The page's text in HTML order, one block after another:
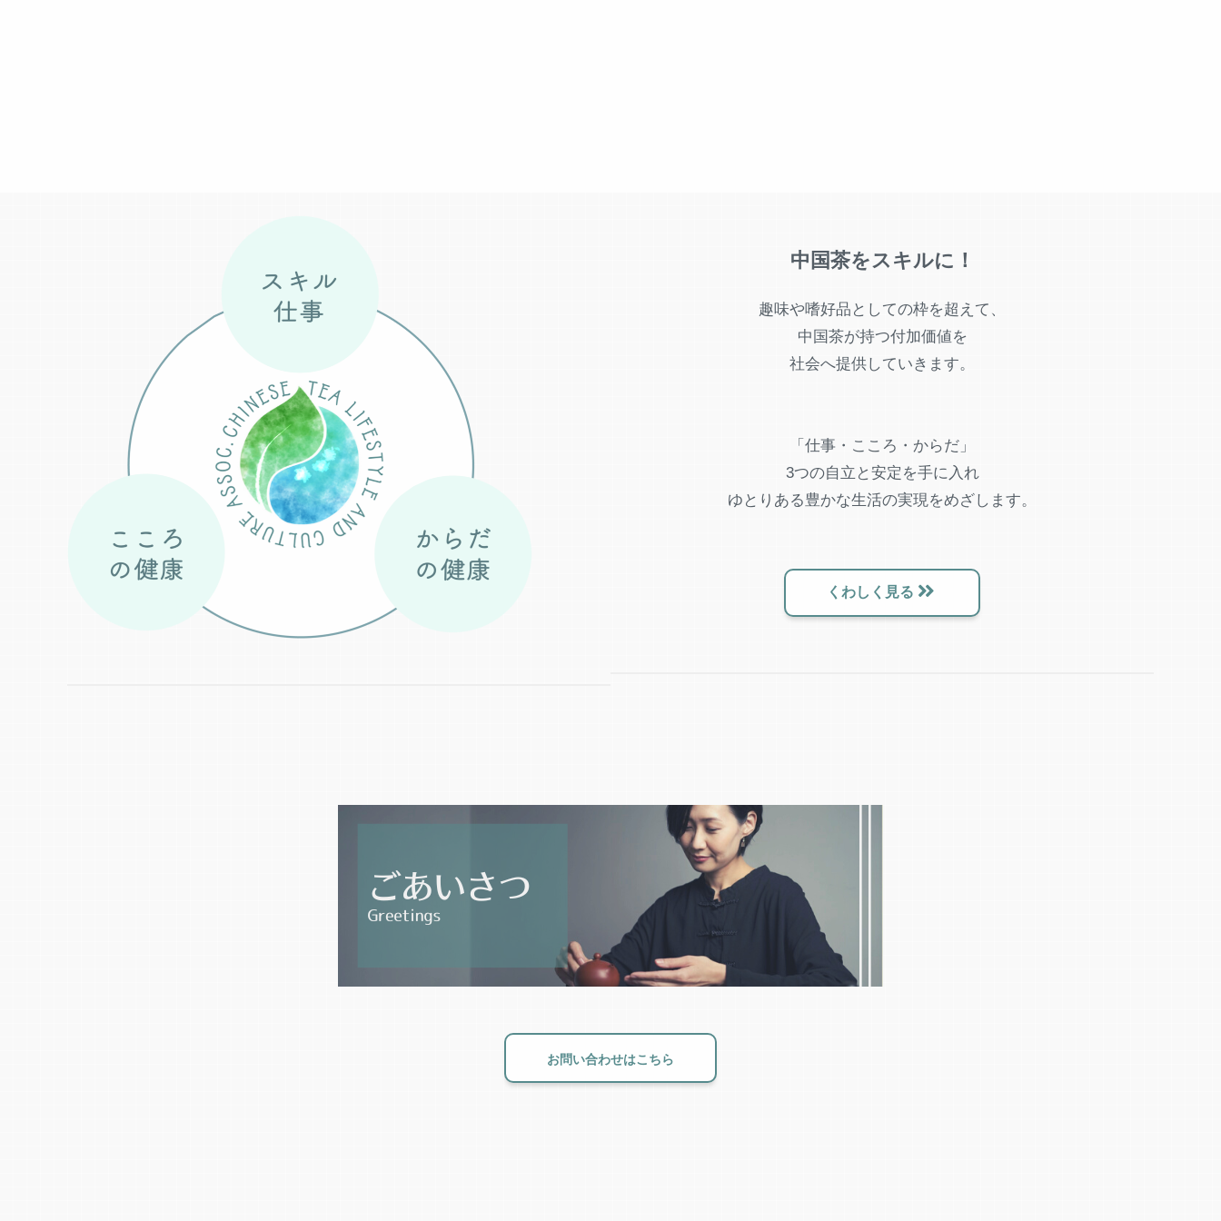
中国茶をスキルに！
趣味や嗜好品としての枠を超えて、
中国茶が持つ付加価値を
社会へ提供していきます。
「仕事・こころ・からだ」
3つの自立と安定を手に入れ
ゆとりある豊かな生活の実現をめざします。
くわしく見る
お問い合わせはこちら